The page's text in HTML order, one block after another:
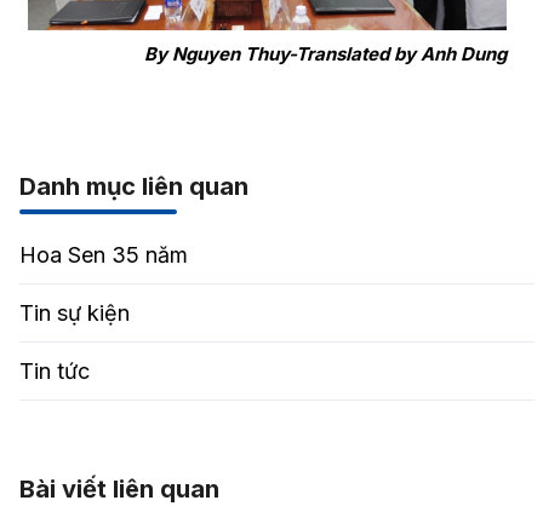
By Nguyen Thuy-Translated by Anh Dung
Danh mục liên quan
Hoa Sen 35 năm
Tin sự kiện
Tin tức
Bài viết liên quan